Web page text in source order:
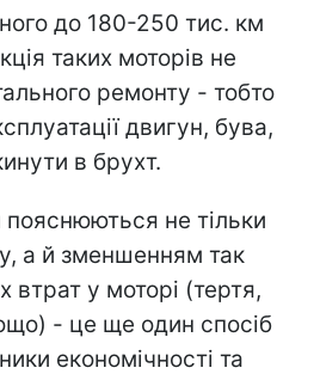
до 180-250 тис. км
таких моторів не
ремонту - тобто
двигун, бува,
в брухт.
пояснюються не тільки
а й зменшенням так
втрат у моторі (тертя,
- це ще один спосіб
економічності та